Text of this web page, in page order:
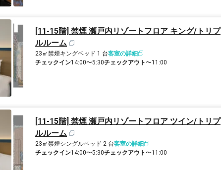
[11-15階] 禁煙 瀬戸内リゾートフロア キング/トリプ
ルルーム
23㎡禁煙キングベッド 1 台客室の詳細
チェックイン14:00〜5:30チェックアウト〜11:00
[11-15階] 禁煙 瀬戸内リゾートフロア ツイン/トリプ
ルルーム
23㎡禁煙シングルベッド 2 台客室の詳細
チェックイン14:00〜5:30チェックアウト〜11:00